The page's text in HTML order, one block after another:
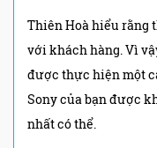
Thiên Hoà hiểu rằng
với khách hàng. Vì
được thực hiện một
Sony của bạn được
nhất có thể.